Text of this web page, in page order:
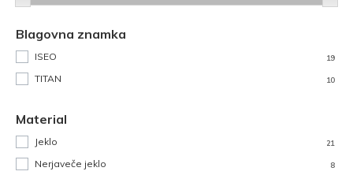
Blagovna znamka
ISEO 19
TITAN 10
Material
Jeklo 21
Nerjaveče jeklo 8